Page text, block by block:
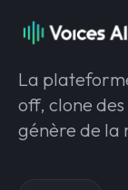
La
off, clone
génère de la